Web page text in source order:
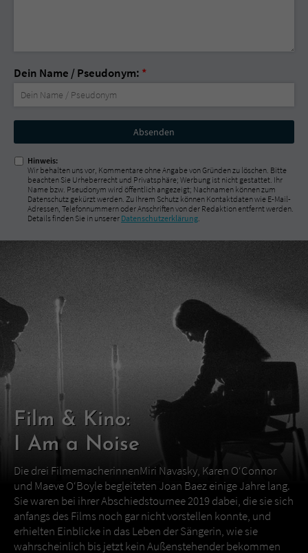
Dein Name / Pseudonym: *
Nicht
ausfüllen!
Hinweis:
Wir behalten uns vor, Kommentare ohne Angabe von Gründen zu löschen. Bitte
beachten Sie Urheberrecht und Privatsphäre; Werbung ist nicht gestattet. Ihr
Name bzw. Pseudonym wird öffentlich angezeigt; Nachnamen können zum
Datenschutz gekürzt werden. Zu Ihrem Schutz können Kontaktdaten wie E-Mail-
Adressen, Telefonnummern oder Anschriften von der Redaktion entfernt werden.
Details finden Sie in unserer Datenschutzerklärung
Film & Kino:
I Am a Noise
Die drei FilmemacherinnenMiri Navasky, Karen O‘Connor
und Maeve O‘Boyle begleiteten Joan Baez einige Jahre lang.
Sie waren bei ihrer Abschiedstournee 2019 dabei, die sie sich
anfangs des Films noch gar nicht vorstellen konnte, und
erhielten Einblicke in das Leben der Sängerin, wie sie
wahrscheinlich bis jetzt kein Außenstehender bekommen